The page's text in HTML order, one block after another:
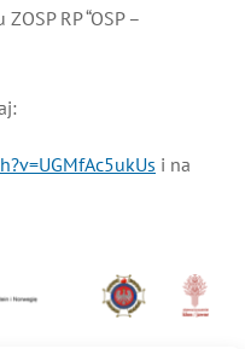
RP “OSP –
i na